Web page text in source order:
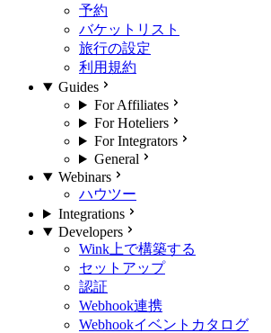
予約
バケットリスト
旅行の設定
利用規約
Guides
For Affiliates
For Hoteliers
For Integrators
General
Webinars
ハウツー
Integrations
Developers
Wink上で構築する
セットアップ
認証
Webhook連携
Webhookイベントカタログ